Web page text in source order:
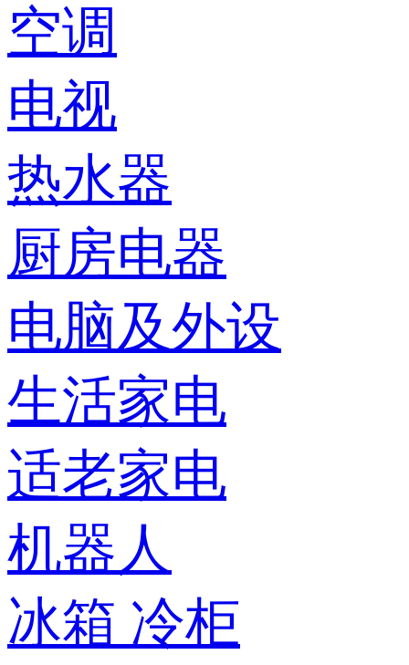
空调
电视
热水器
厨房电器
电脑及外设
生活家电
适老家电
机器人
冰箱 冷柜